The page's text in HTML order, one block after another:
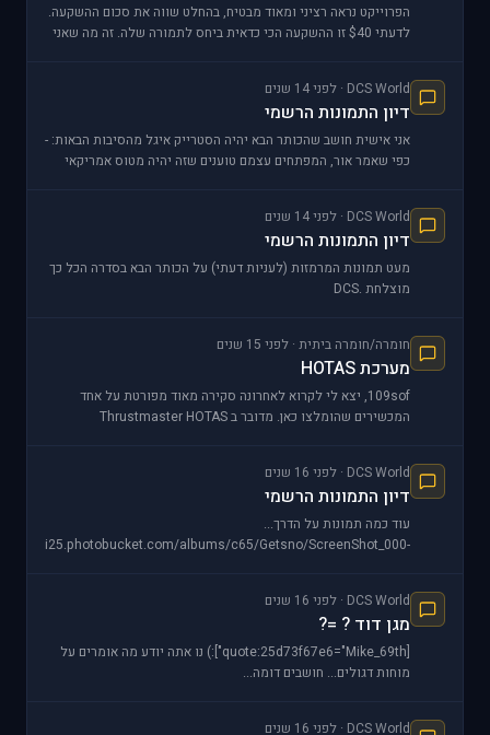
הפרוייקט נראה רציני ומאוד מבטיח, בהחלט שווה את סכום ההשקעה.
לדעתי $40 זו ההשקעה הכי כדאית ביחס לתמורה שלה. זה מה שאני
DCS World · לפני 14 שנים
דיון התמונות הרשמי
אני אישית חושב שהכותר הבא יהיה הסטרייק איגל מהסיבות הבאות: -
כפי שאמר אור, המפתחים עצמם טוענים שזה יהיה מטוס אמריקאי
DCS World · לפני 14 שנים
דיון התמונות הרשמי
מעט תמונות המרמזות (לעניות דעתי) על הכותר הבא בסדרה הכל כך
מוצלחת DCS.
חומרה/חומרה ביתית · לפני 15 שנים
מערכת HOTAS
109sof, יצא לי לקרוא לאחרונה סקירה מאוד מפורטת על אחד
המכשירים שהומלצו כאן. מדובר ב Thrustmaster HOTAS
DCS World · לפני 16 שנים
דיון התמונות הרשמי
עוד כמה תמונות על הדרך...
http://i25.photobucket.com/albums/c65/Getsno/ScreenShot_000-
DCS World · לפני 16 שנים
מגן דוד ? =?
[quote:25d73f67e6="Mike_69th"]:) נו אתה יודע מה אומרים על
מוחות דגולים... חושבים דומה...
DCS World · לפני 16 שנים